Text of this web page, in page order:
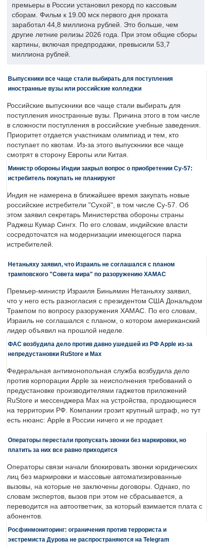
премьеры в России установил рекорд по кассовым
сборам. Фильм к 19.00 мск первого дня проката
заработал 44,8 миллиона рублей. Это больше, чем
другие летние релизы 2026 года. При этом общие сборы
картины, включая предпродажи, превысили 53,7
миллиона рублей.
Выпускники все чаще стали выбирать для поступления
иностранные вузы или российские колледжи
Российские выпускники все чаще стали выбирать для
поступления иностранные вузы. Причина этого в том числе
в сложности поступления в российские учебные заведения.
Приоритет отдается участникам олимпиад и тем, кто
поступает по квотам. Из-за этого выпускники все чаще
смотрят в сторону Европы или Китая.
Министр обороны Индии закрыл вопрос о приобретении Су-57:
истребитель покупать не планируют
Индия не намерена в ближайшее время закупать новые
российские истребители "Сухой", в том числе Су-57. Об
этом заявил секретарь Министерства обороны страны
Раджеш Кумар Сингх. По его словам, индийские власти
сосредоточатся на модернизации имеющегося парка
истребителей.
Нетаньяху заявил, что Израиль не соглашался с планом
трамповского "Совета мира" по разоружению ХАМАС
Премьер-министр Израиля Биньямин Нетаньяху заявил,
что у него есть разногласия с президентом США Дональдом
Трампом по вопросу разоружения ХАМАС. По его словам,
Израиль не соглашался с планом, о котором американский
лидер объявил на прошлой неделе.
ФАС возбудила дело против давно ушедшей из РФ Apple из-за
непредустановки RuStore и Max
Федеральная антимонопольная служба возбудила дело
против корпорации Apple за неисполнения требований о
предустановке производителями гаджетов приложений
RuStore и мессенджера Max на устройства, продающиеся
на территории РФ. Компании грозит крупный штраф, но тут
есть нюанс: Apple в России ничего и не продает.
Операторы перестали пропускать звонки без маркировки, но
платить за них все равно приходится
Операторы связи начали блокировать звонки юридических
лиц без маркировки и массовые автоматизированные
вызовы, на которые не заключены договоры. Однако, по
словам экспертов, вызов при этом не сбрасывается, а
переводится на автоответчик, за который взимается плата с
абонентов.
Росфинмониторинг: ограничения против террориста и
экстремиста Дурова не распространяются на Telegram